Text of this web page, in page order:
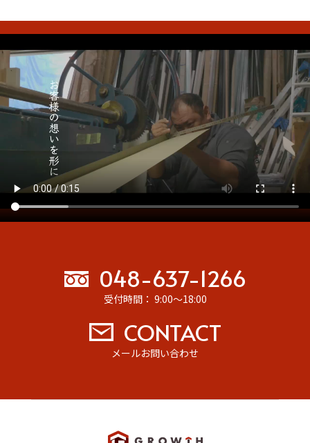
048-637-1266
受付時間： 9:00～18:00
CONTACT
メールお問い合わせ